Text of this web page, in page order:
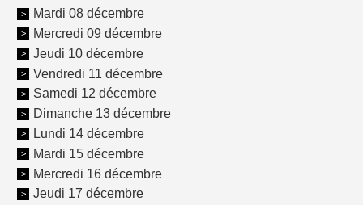
Mardi 08 décembre
Mercredi 09 décembre
Jeudi 10 décembre
Vendredi 11 décembre
Samedi 12 décembre
Dimanche 13 décembre
Lundi 14 décembre
Mardi 15 décembre
Mercredi 16 décembre
Jeudi 17 décembre